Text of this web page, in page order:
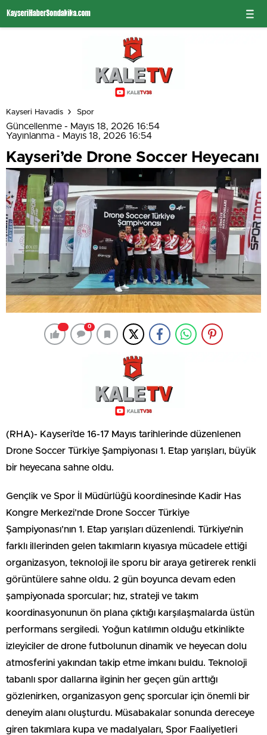
Kayseri Havadis Spor
Güncellenme - Mayıs 18, 2026 16:54
Yayınlanma - Mayıs 18, 2026 16:54
Kayseri’de Drone Soccer Heyecanı
0
(RHA)- Kayseri’de 16-17 Mayıs tarihlerinde düzenlenen
Drone Soccer Türkiye Şampiyonası 1. Etap yarışları, büyük
bir heyecana sahne oldu.
Gençlik ve Spor İl Müdürlüğü koordinesinde Kadir Has
Kongre Merkezi’nde Drone Soccer Türkiye
Şampiyonası’nın 1. Etap yarışları düzenlendi. Türkiye’nin
farklı illerinden gelen takımların kıyasıya mücadele ettiği
organizasyon, teknoloji ile sporu bir araya getirerek renkli
görüntülere sahne oldu. 2 gün boyunca devam eden
şampiyonada sporcular; hız, strateji ve takım
koordinasyonunun ön plana çıktığı karşılaşmalarda üstün
performans sergiledi. Yoğun katılımın olduğu etkinlikte
izleyiciler de drone futbolunun dinamik ve heyecan dolu
atmosferini yakından takip etme imkanı buldu. Teknoloji
tabanlı spor dallarına ilginin her geçen gün arttığı
gözlenirken, organizasyon genç sporcular için önemli bir
deneyim alanı oluşturdu. Müsabakalar sonunda dereceye
giren takımlara kupa ve madalyaları, Spor Faaliyetleri